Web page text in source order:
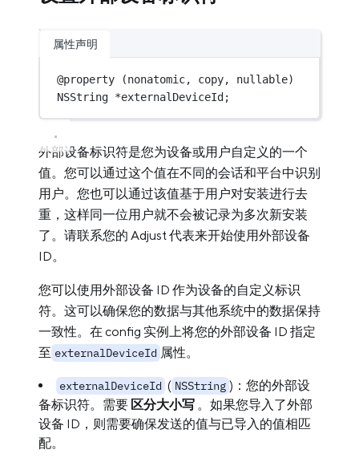
属性声明
@property
NSString *externalDeviceId;
外部设备标识符是您为设备或用户自定义的一个
值。您可以通过这个值在不同的会话和平台中识别
用户。您也可以通过该值基于用户对安装进行去
重，这样同一位用户就不会被记录为多次新安装
了。请联系您的 Adjust 代表来开始使用外部设备
ID。
您可以使用外部设备 ID 作为设备的自定义标识
符。这可以确保您的数据与其他系统中的数据保持
一致性。在 config 实例上将您的外部设备 ID 指定
至 externalDeviceId 属性。
externalDeviceId ( NSString )：您的外部设
备标识符。需要 区分大小写 。如果您导入了外部
设备 ID，则需要确保发送的值与已导入的值相匹
配。